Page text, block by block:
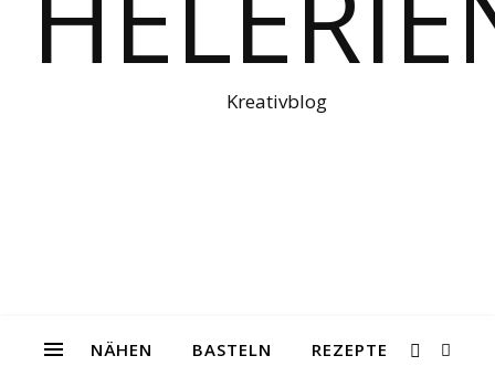
Kreativblog
NÄHEN BASTELN REZEPTE